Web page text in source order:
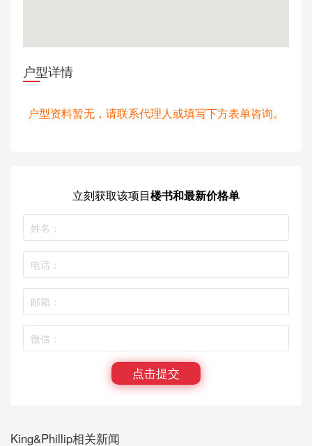
户型详情
户型资料暂无，请联系代理人或填写下方表单咨询。
立刻获取该项目楼书和最新价格单
点击提交
King&Phillip相关新闻